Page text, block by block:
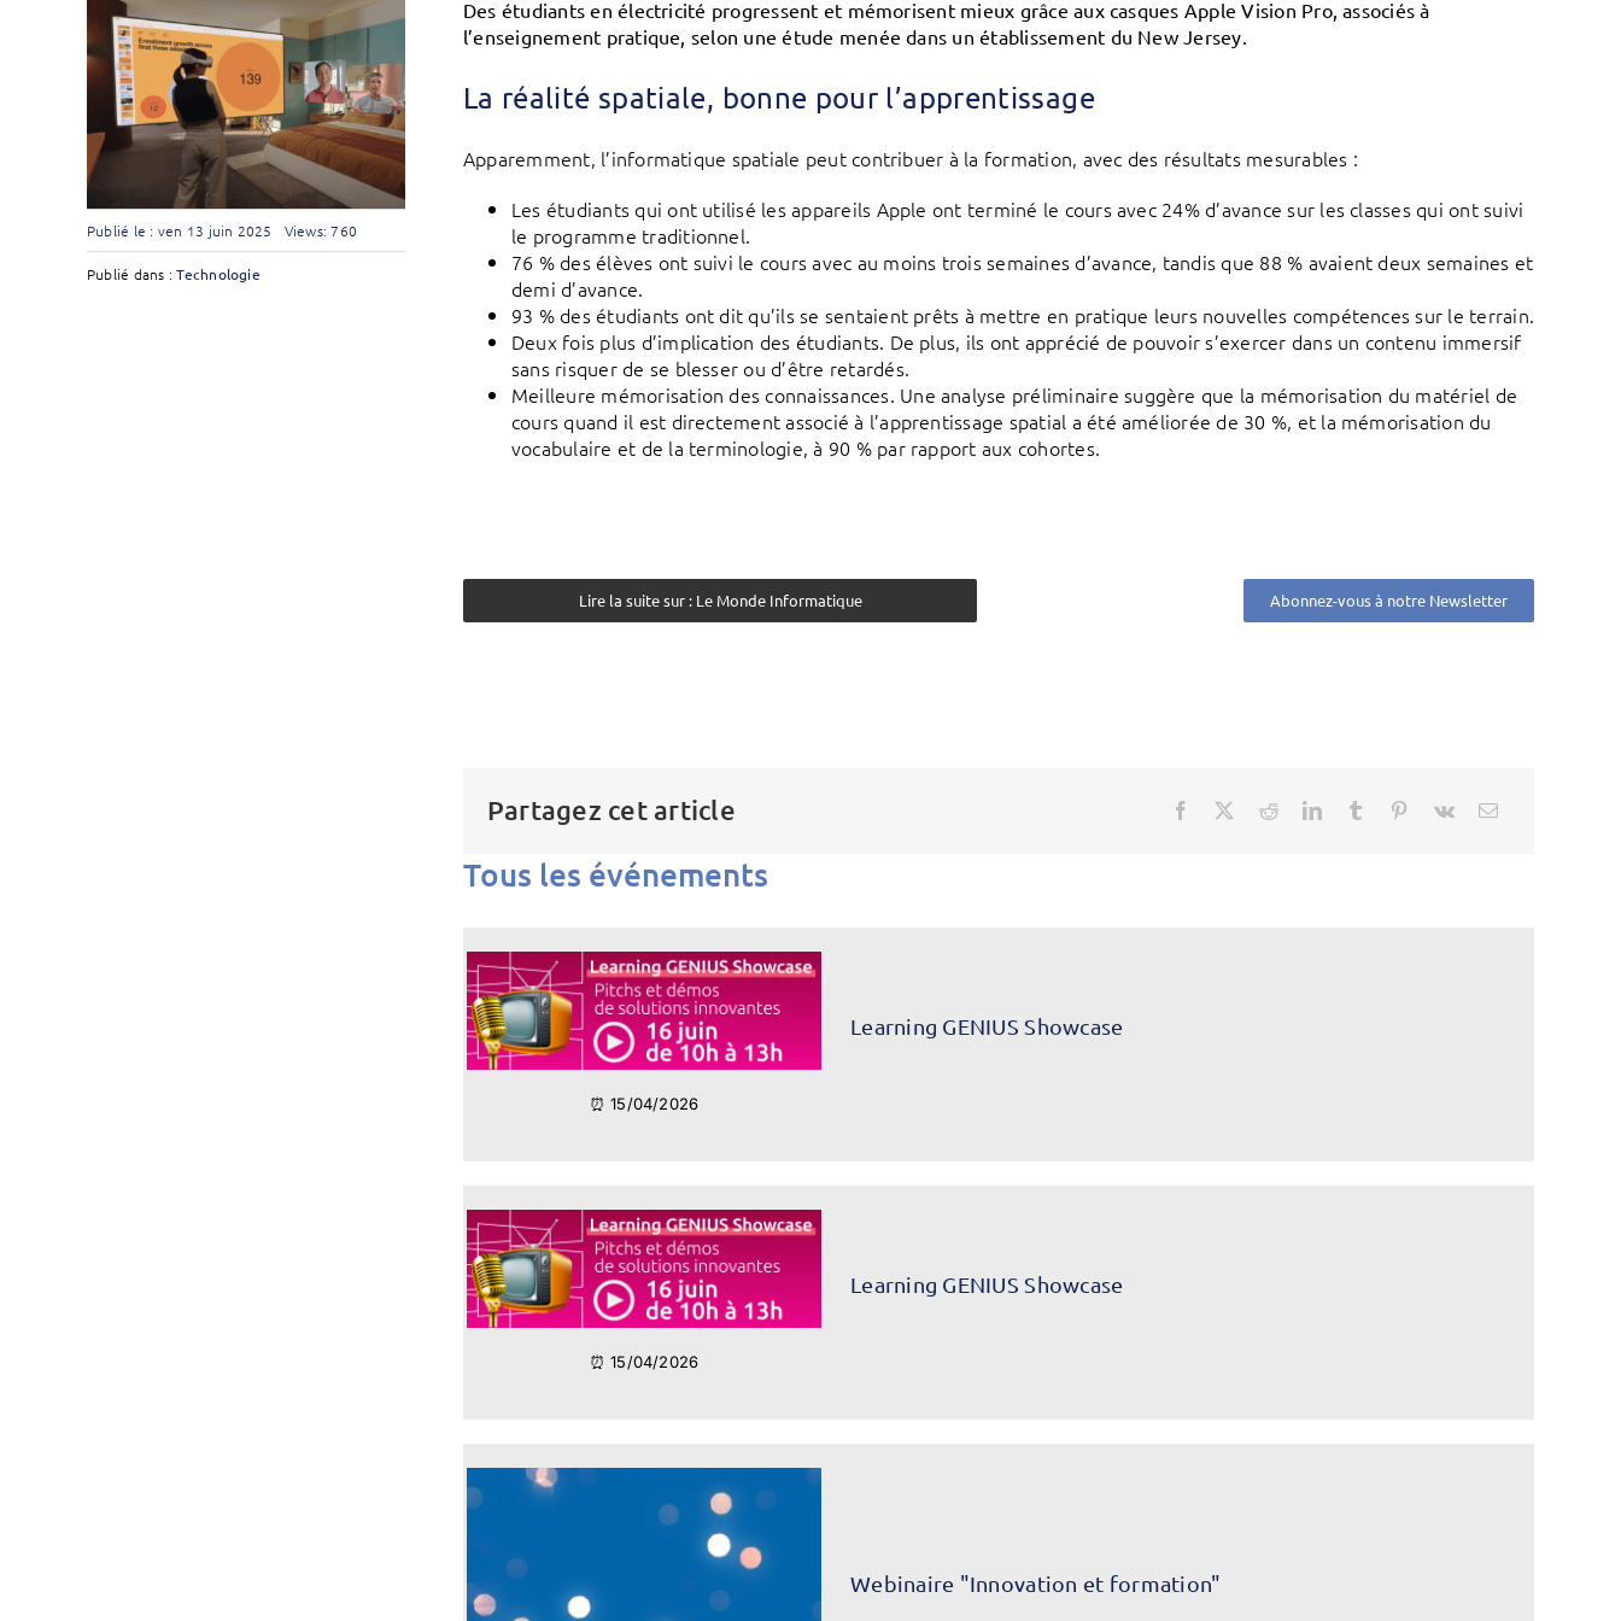
Publié le : ven 13 juin 2025 Views: 760
Publié dans :Technologie
Des étudiants en électricité progressent et mémorisent mieux grâce aux casques Apple Vision Pro, associés à
l’enseignement pratique, selon une étude menée dans un établissement du New Jersey.
La réalité spatiale, bonne pour l’apprentissage
Apparemment, l’informatique spatiale peut contribuer à la formation, avec des résultats mesurables :
Les étudiants qui ont utilisé les appareils Apple ont terminé le cours avec 24% d’avance sur les classes qui ont suivi
le programme traditionnel.
76 % des élèves ont suivi le cours avec au moins trois semaines d’avance, tandis que 88 % avaient deux semaines et
demi d’avance.
93 % des étudiants ont dit qu’ils se sentaient prêts à mettre en pratique leurs nouvelles compétences sur le terrain.
Deux fois plus d’implication des étudiants. De plus, ils ont apprécié de pouvoir s’exercer dans un contenu immersif
sans risquer de se blesser ou d’être retardés.
Meilleure mémorisation des connaissances. Une analyse préliminaire suggère que la mémorisation du matériel de
cours quand il est directement associé à l’apprentissage spatial a été améliorée de 30 %, et la mémorisation du
vocabulaire et de la terminologie, à 90 % par rapport aux cohortes.
Lire la suite sur : Le Monde Informatique Abonnez-vous à notre Newsletter
Partagez cet article
Tous les événements
⏰ 15/04/2026
Learning GENIUS Showcase
⏰ 15/04/2026
Learning GENIUS Showcase
Webinaire "Innovation et formation"